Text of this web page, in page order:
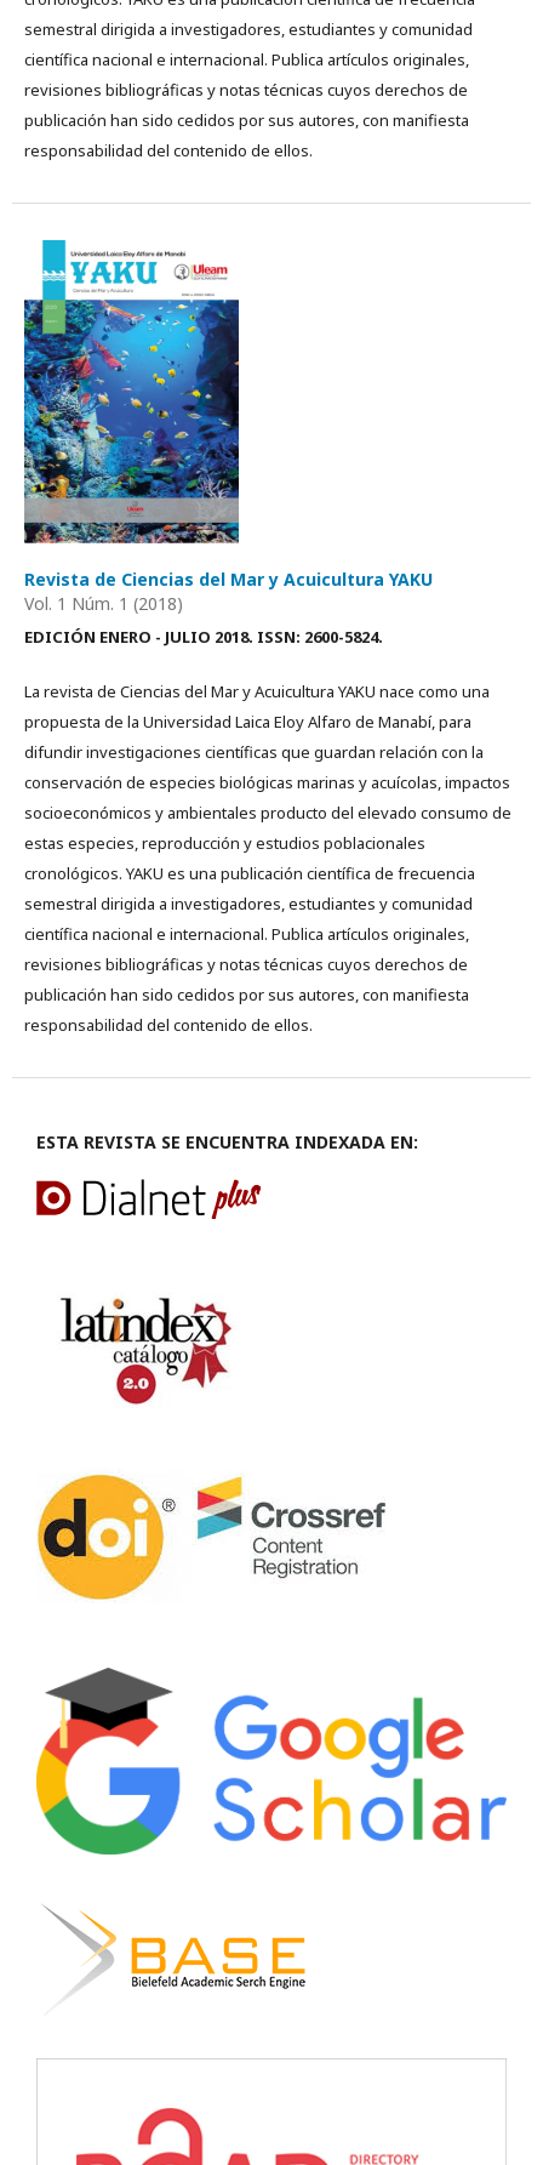
semestral dirigida a investigadores, estudiantes y comunidad
científica nacional e internacional. Publica artículos originales,
revisiones bibliográficas y notas técnicas cuyos derechos de
publicación han sido cedidos por sus autores, con manifiesta
responsabilidad del contenido de ellos.
Revista de Ciencias del Mar y Acuicultura YAKU
Vol. 1 Núm. 1 (2018)
EDICIÓN ENERO - JULIO 2018. ISSN: 2600-5824.
La revista de Ciencias del Mar y Acuicultura YAKU nace como una
propuesta de la Universidad Laica Eloy Alfaro de Manabí, para
difundir investigaciones científicas que guardan relación con la
conservación de especies biológicas marinas y acuícolas, impactos
socioeconómicos y ambientales producto del elevado consumo de
estas especies, reproducción y estudios poblacionales
cronológicos. YAKU es una publicación científica de frecuencia
semestral dirigida a investigadores, estudiantes y comunidad
científica nacional e internacional. Publica artículos originales,
revisiones bibliográficas y notas técnicas cuyos derechos de
publicación han sido cedidos por sus autores, con manifiesta
responsabilidad del contenido de ellos.
ESTA REVISTA SE ENCUENTRA INDEXADA EN: